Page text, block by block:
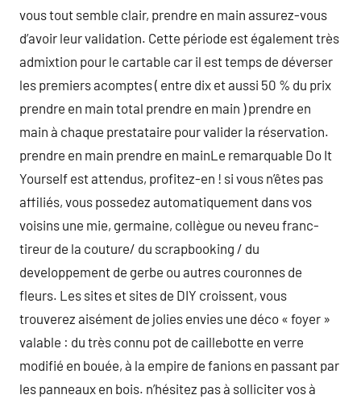
vous tout semble clair, prendre en main assurez-vous
d’avoir leur validation. Cette période est également très
admixtion pour le cartable car il est temps de déverser
les premiers acomptes ( entre dix et aussi 50 % du prix
prendre en main total prendre en main ) prendre en
main à chaque prestataire pour valider la réservation.
prendre en main prendre en mainLe remarquable Do It
Yourself est attendus, profitez-en ! si vous n’êtes pas
affiliés, vous possedez automatiquement dans vos
voisins une mie, germaine, collègue ou neveu franc-
tireur de la couture/ du scrapbooking / du
developpement de gerbe ou autres couronnes de
fleurs. Les sites et sites de DIY croissent, vous
trouverez aisément de jolies envies une déco « foyer »
valable : du très connu pot de caillebotte en verre
modifié en bouée, à la empire de fanions en passant par
les panneaux en bois. n’hésitez pas à solliciter vos à